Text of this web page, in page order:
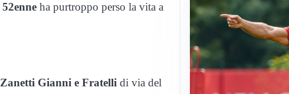
52enne ha purtroppo perso la vita a
Zanetti Gianni e Fratelli di via del